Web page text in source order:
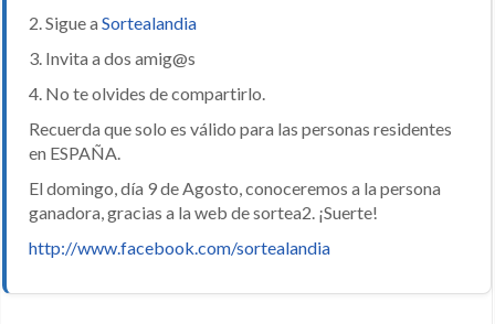
2. Sigue a Sortealandia
3. Invita a dos amig@s
4. No te olvides de compartirlo.
Recuerda que solo es válido para las personas residentes
en ESPAÑA.
El domingo, día 9 de Agosto, conoceremos a la persona
ganadora, gracias a la web de sortea2. ¡Suerte!
http://www.facebook.com/sortealandia